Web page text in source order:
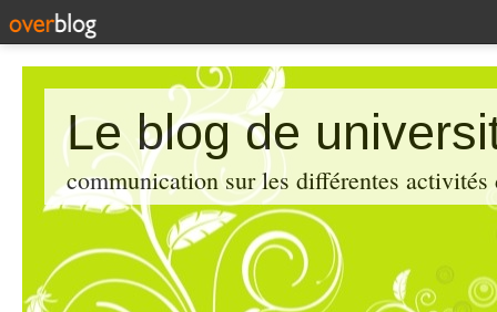
Le blog de
communication sur les différentes